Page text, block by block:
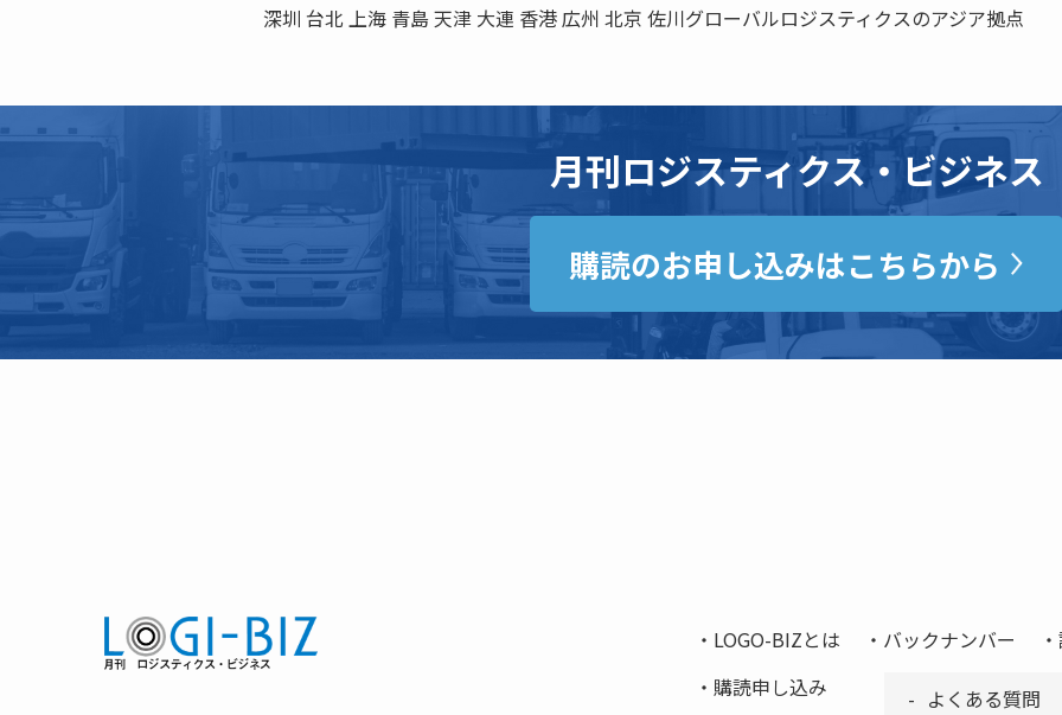
深圳 台北 上海 青島 天津 大連 香港 広州 北京 佐川グローバルロジスティクスのアジア拠点
月刊ロジスティクス・ビジネス
購読のお申し込みはこちらから
LOGO-BIZとは バックナンバー
購読申し込み
よくある質問